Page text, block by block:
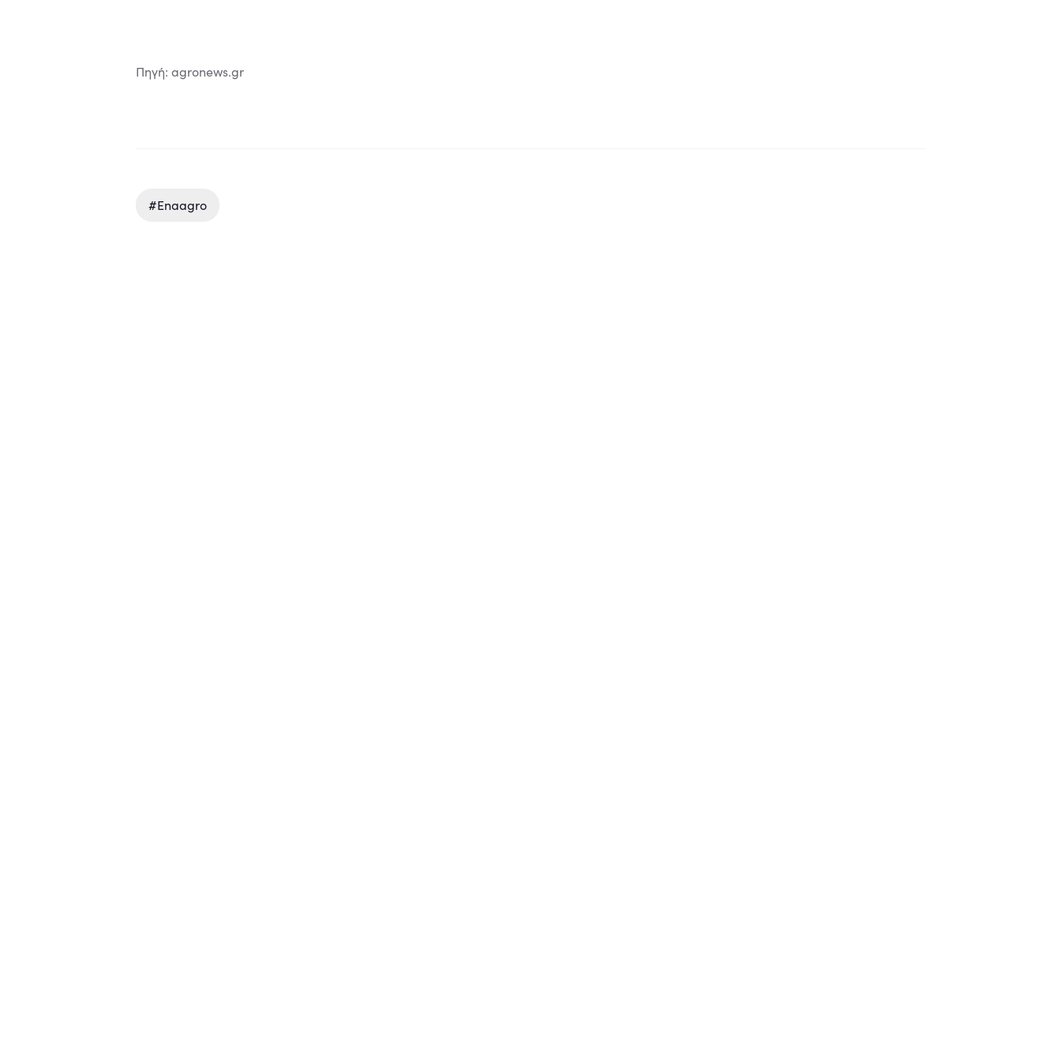
Πηγή: agronews.gr
#enaagro